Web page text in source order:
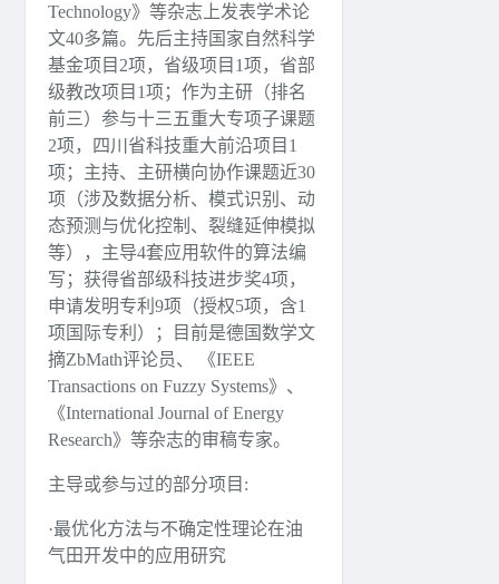
Technology》等杂志上发表学术论
文40多篇。先后主持国家自然科学
基金项目2项，省级项目1项，省部
级教改项目1项；作为主研（排名
前三）参与十三五重大专项子课题
2项，四川省科技重大前沿项目1
项；主持、主研横向协作课题近30
项（涉及数据分析、模式识别、动
态预测与优化控制、裂缝延伸模拟
等），主导4套应用软件的算法编
写；获得省部级科技进步奖4项，
申请发明专利9项（授权5项，含1
项国际专利）；目前是德国数学文
摘ZbMath评论员、 《IEEE
Transactions on Fuzzy Systems》、
《International Journal of Energy
Research》等杂志的审稿专家。
主导或参与过的部分项目:
·最优化方法与不确定性理论在油
气田开发中的应用研究